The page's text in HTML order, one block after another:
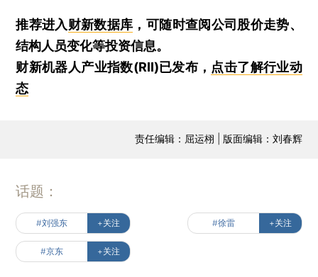
推荐进入财新数据库 ，可随时查阅公司股价走势、
结构人员变化等投资信息。
财新机器人产业指数(RII)已发布， 点击了解行业动
态
责任编辑：屈运栩 | 版面编辑：刘春辉
话题：
#刘强东 +关注 #徐雷 +关注
#京东 +关注